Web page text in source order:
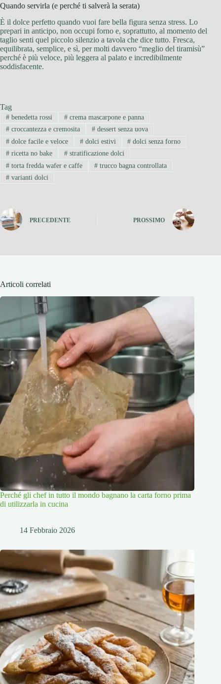
Quando servirla (e perché ti salverà la serata)
È il dolce perfetto quando vuoi fare bella figura senza stress. Lo
prepari in anticipo, non occupi forno e, soprattutto, al momento del
taglio senti quel piccolo silenzio a tavola che dice tutto. Fresca,
equilibrata, semplice, e sì, per molti davvero “meglio del tiramisù”
perché è più veloce, più leggera al palato e incredibilmente
soddisfacente.
Tag
#benedetta rossi #crema mascarpone e panna
#croccantezza e cremosita #dessert senza uova
#dolce facile e veloce #dolci estivi # dolci senza forno
#ricetta no bake #stratificazione dolci
#torta fredda wafer e caffe #trucco bagna controllata
#varianti dolci
PRECEDENTE PROSSIMO
Articoli correlati
Perché gli chef in tutto il mondo bagnano la carta forno prima
di utilizzarla in cucina
14 Febbraio 2026